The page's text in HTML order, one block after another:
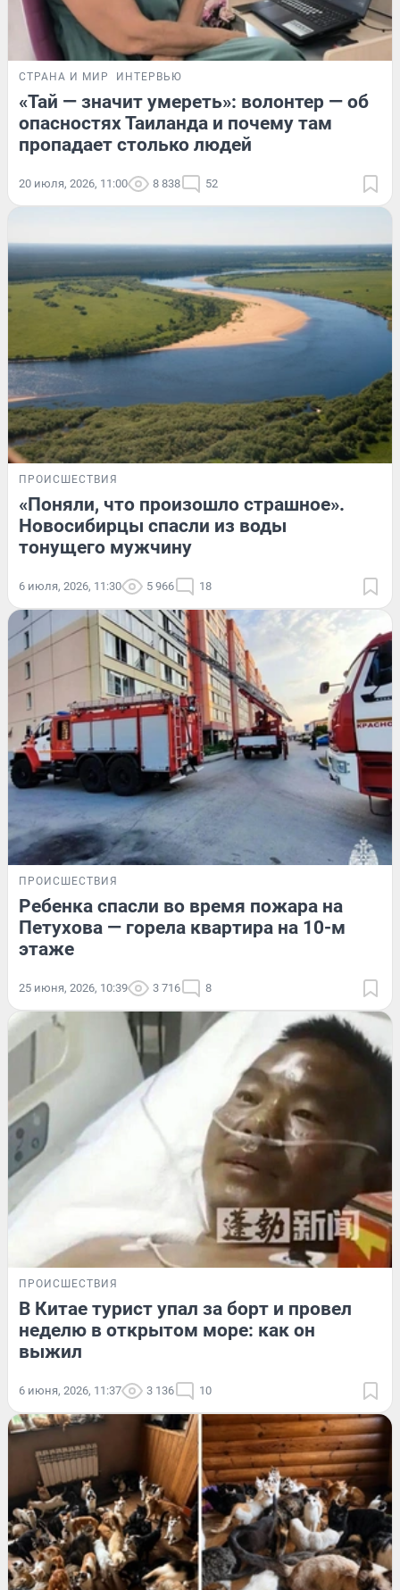
СТРАНА И МИР ИНТЕРВЬЮ
«Тай — значит умереть»: волонтер — об
опасностях Таиланда и почему там
пропадает столько людей
20 июля, 2026, 11:00 8 838 52
ПРОИСШЕСТВИЯ
«Поняли, что произошло страшное».
Новосибирцы спасли из воды
тонущего мужчину
6 июля, 2026, 11:30 5 966 18
ПРОИСШЕСТВИЯ
Ребенка спасли во время пожара на
Петухова — горела квартира на 10-м
этаже
25 июня, 2026, 10:39 3 716 8
ПРОИСШЕСТВИЯ
В Китае турист упал за борт и провел
неделю в открытом море: как он
выжил
6 июня, 2026, 11:37 3 136 10